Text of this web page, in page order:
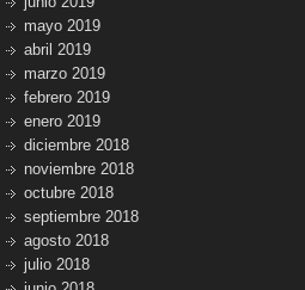
mayo 2019
abril 2019
marzo 2019
febrero 2019
enero 2019
diciembre 2018
noviembre 2018
octubre 2018
septiembre 2018
agosto 2018
julio 2018